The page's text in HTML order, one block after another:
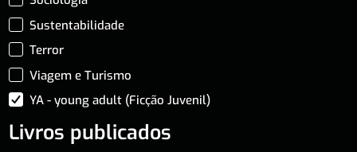
Sustentabilidade
Terror
Viagem e Turismo
YA - young adult (Ficção Juvenil)
Livros publicados